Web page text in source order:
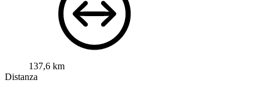
137,6 km
Distanza